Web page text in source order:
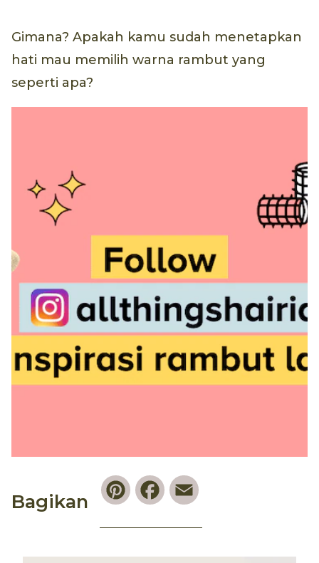
Gimana? Apakah kamu sudah menetapkan
hati mau memilih warna rambut yang
seperti apa?
Bagikan
PinterestFacebook